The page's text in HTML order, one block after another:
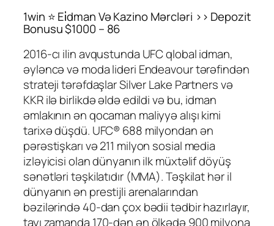
1win ⭐ Ei̇dman Və Kazino Mərcləri >> Depozit
Bonusu $1000 – 86
2016-cı ilin avqustunda UFC qlobal idman,
əyləncə və moda lideri Endeavour tərəfindən
strateji tərəfdaşlar Silver Lake Partners və
KKR ilə birlikdə əldə edildi və bu, idman
əmlakının ən qocaman maliyyə alışı kimi
tarixə düşdü. UFC® 688 milyondan ən
pərəstişkarı və 211 milyon sosial media
izləyicisi olan dünyanın ilk müxtəlif döyüş
sənətləri təşkilatıdır (MMA). Təşkilat hər il
dünyanın ən prestijli arenalarından
bəzilərində 40-dan çox bədii tədbir hazırlayır,
tayı zamanda 170-dən ən ölkədə 900 milyona